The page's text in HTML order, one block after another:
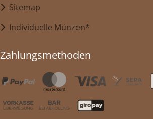
Sitemap
Individuelle Münzen*
Zahlungsmethoden